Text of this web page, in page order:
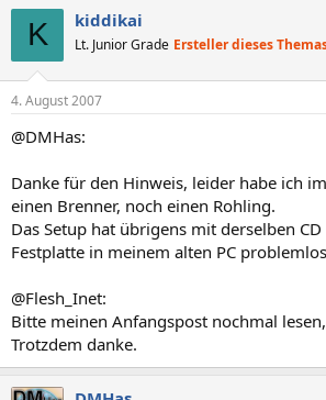
K kiddikai
Lt. Junior Grade Ersteller dieses
4. August 2007
@DMHas:
Danke für den Hinweis, leider habe ich
einen Brenner, noch einen Rohling.
Das Setup hat übrigens mit derselben
Festplatte in meinem alten PC
@Flesh_Inet:
Bitte meinen Anfangspost nochmal
Trotzdem danke.